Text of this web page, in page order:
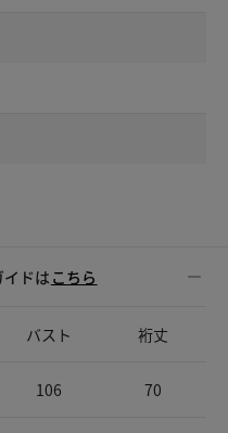
ドは こちら
バスト 裄丈
106 70